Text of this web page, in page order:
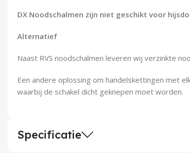
DX Noodschalmen zijn niet geschikt voor
Alternatief
Naast RVS noodschalmen leveren wij verzinkte
Een andere oplossing om handelskettingen met
waarbij de schakel dicht geknepen moet worden.
Specificatie